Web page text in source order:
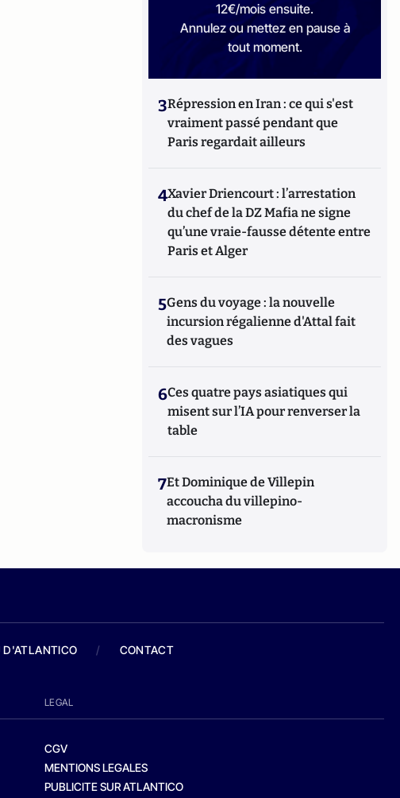
12€/mois ensuite.
Annulez ou mettez en pause à
tout moment.
3Répression en Iran : ce qui s'est
vraiment passé pendant que
Paris regardait ailleurs
4Xavier Driencourt : l’arrestation
du chef de la DZ Mafia ne signe
qu’une vraie-fausse détente entre
Paris et Alger
5Gens du voyage : la nouvelle
incursion régalienne d'Attal fait
des vagues
6Ces quatre pays asiatiques qui
misent sur l’IA pour renverser la
table
7Et Dominique de Villepin
accoucha du villepino-
macronisme
D'ATLANTICO / CONTACT
LEGAL
CGV
MENTIONS LEGALES
PUBLICITE SUR ATLANTICO